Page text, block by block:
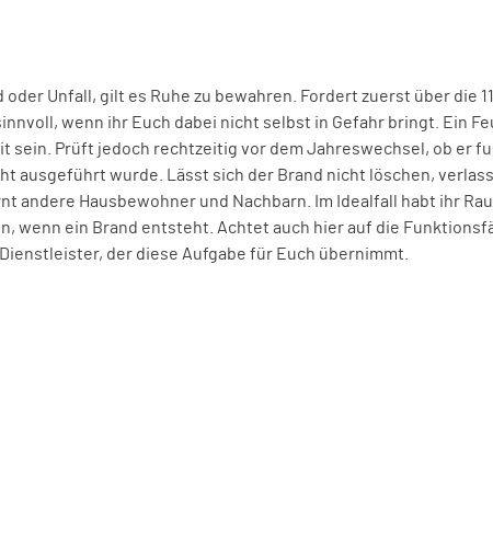
oder Unfall, gilt es Ruhe zu bewahren. Fordert zuerst über die
wenn ihr Euch dabei nicht selbst in Gefahr bringt. Ein
sein. Prüft jedoch rechtzeitig vor dem Jahreswechsel, ob er
ausgeführt wurde. Lässt sich der Brand nicht löschen,
andere Hausbewohner und Nachbarn. Im Idealfall habt ihr
wenn ein Brand entsteht. Achtet auch hier auf die
der diese Aufgabe für Euch übernimmt.